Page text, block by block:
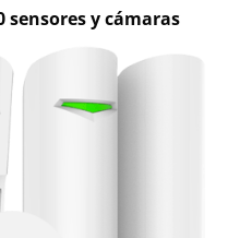
sensores y cámaras